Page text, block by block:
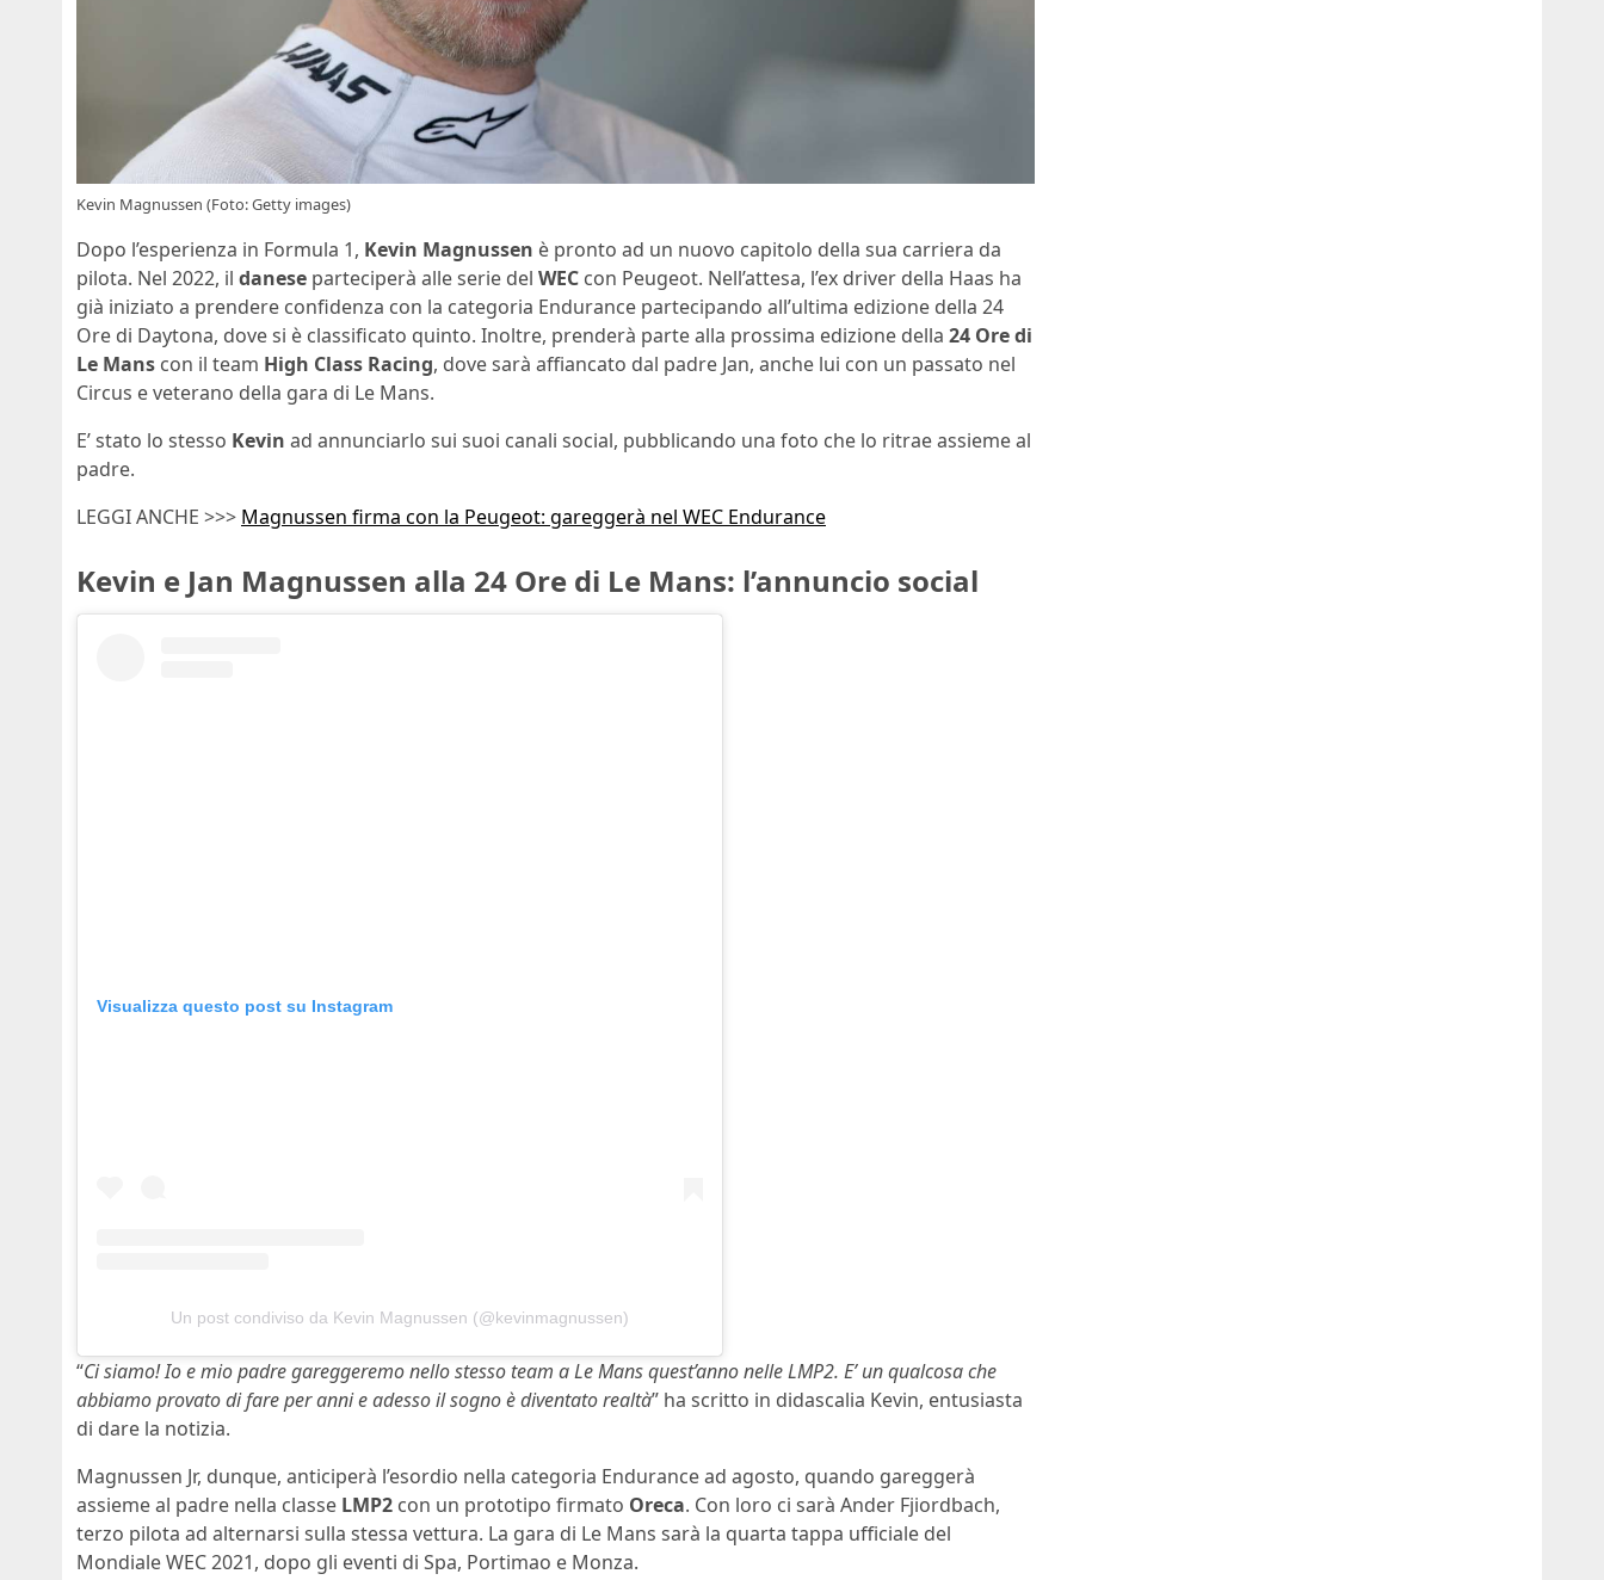
Kevin Magnussen (Foto: Getty images)
Dopo l’esperienza in Formula 1, Kevin Magnussen è pronto ad un nuovo capitolo della sua carriera da
pilota. Nel 2022, il danese parteciperà alle serie del WEC con Peugeot. Nell’attesa, l’ex driver della Haas ha
già iniziato a prendere confidenza con la categoria Endurance partecipando all’ultima edizione della 24
Ore di Daytona, dove si è classificato quinto. Inoltre, prenderà parte alla prossima edizione della 24 Ore di
Le Mans con il team High Class Racing, dove sarà affiancato dal padre Jan, anche lui con un passato nel
Circus e veterano della gara di Le Mans.
E’ stato lo stesso Kevin ad annunciarlo sui suoi canali social, pubblicando una foto che lo ritrae assieme al
padre.
LEGGI ANCHE >>> Magnussen firma con la Peugeot: gareggerà nel WEC Endurance
Kevin e Jan Magnussen alla 24 Ore di Le Mans: l’annuncio social
Visualizza questo post su Instagram
Un post condiviso da Kevin Magnussen (@kevinmagnussen)
“Ci siamo! Io e mio padre gareggeremo nello stesso team a Le Mans quest’anno nelle LMP2. E’ un qualcosa che
abbiamo provato di fare per anni e adesso il sogno è diventato realtà” ha scritto in didascalia Kevin, entusiasta
di dare la notizia.
Magnussen Jr, dunque, anticiperà l’esordio nella categoria Endurance ad agosto, quando gareggerà
assieme al padre nella classe LMP2 con un prototipo firmato Oreca. Con loro ci sarà Ander Fjiordbach,
terzo pilota ad alternarsi sulla stessa vettura. La gara di Le Mans sarà la quarta tappa ufficiale del
Mondiale WEC 2021, dopo gli eventi di Spa, Portimao e Monza.